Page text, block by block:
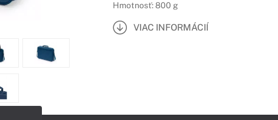
Hmotnosť: 800 g
VIAC INFORMÁCIÍ